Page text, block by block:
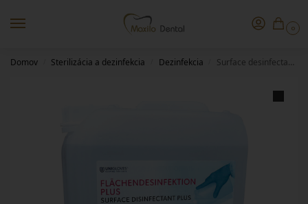
0
Domov Sterilizácia a dezinfekcia Dezinfekcia Surface desinfectant Plus 5l